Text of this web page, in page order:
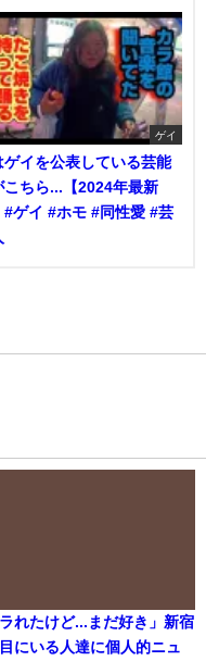
ゲイ
ゲイを公表している芸能
こちら...【2024年最新
#ゲイ #ホモ #同性愛 #芸
ラれたけど...まだ好き」新宿
にいる人達に個人的ニュ